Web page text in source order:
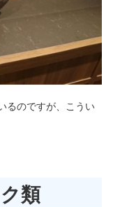
るのですが、こうい
類